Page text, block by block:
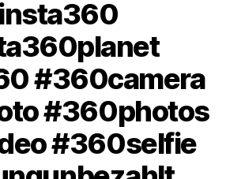
#360camera
#360photos
#360selfie